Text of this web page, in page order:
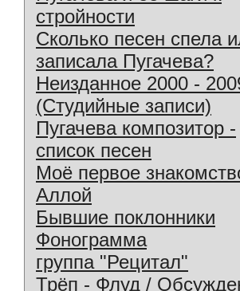
стройности
Сколько песен спела
записала Пугачева?
Неизданное 2000 -
(Студийные записи)
Пугачева композитор -
список песен
Моё первое
Аллой
Бывшие поклонники
Фонограмма
группа "Рецитал"
Трёп - Флуд /